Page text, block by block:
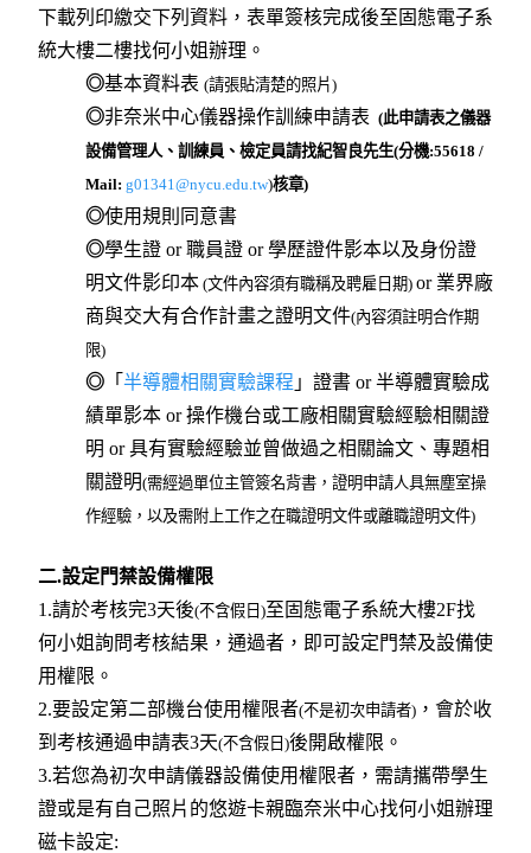
下載列印繳交下列資料，表單簽核完成後至固態電子系
統大樓二樓找何小姐辦理。
◎基本資料表 (請張貼清楚的照片)
◎非奈米中心儀器操作訓練申請表 (此申請表之儀器
設備管理人、訓練員、檢定員請找紀智良先生(分機:55618 /
Mail: g01341@nycu.edu.tw)核章)
◎使用規則同意書
◎學生證 or 職員證 or 學歷證件影本以及身份證
明文件影印本 (文件內容須有職稱及聘雇日期) or 業界廠
商與交大有合作計畫之證明文件(內容須註明合作期
限)
◎ 「 半導體相關實驗課程 」證書 or 半導體實驗成
績單影本 or 操作機台或工廠相關實驗經驗相關證
明 or 具有實驗經驗並曾做過之相關論文、專題相
關證明(需經過單位主管簽名背書，證明申請人具無塵室操
作經驗，以及需附上工作之在職證明文件或離職證明文件)
二.設定門禁設備權限
1.請於考核完3天後(不含假日)至固態電子系統大樓2F找
何小姐詢問考核結果，通過者，即可設定門禁及設備使
用權限。
2.要設定第二部機台使用權限者(不是初次申請者) ，會於收
到考核通過申請表3天(不含假日)後開啟權限。
3.若您為初次申請儀器設備使用權限者，需請攜帶學生
證或是有自己照片的悠遊卡親臨奈米中心找何小姐辦理
磁卡設定: